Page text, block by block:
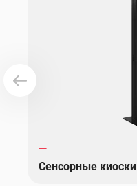
Сенсорные киоски